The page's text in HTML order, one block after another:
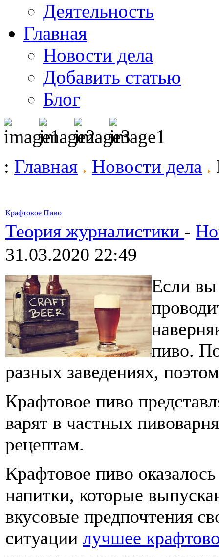
Деятельность
Главная
Новости дела
Добавить статью
Блог
: Главная Новости дела
Крафтовое Пиво
Теория журналистики -
31.03.2020 22:49
Если
пиво.
разных заведениях,
Крафтовое пиво
варят в частных
рецептам.
Крафтовое пиво
напитки, которые
вкусовые предпочтения
ситуации лучшее